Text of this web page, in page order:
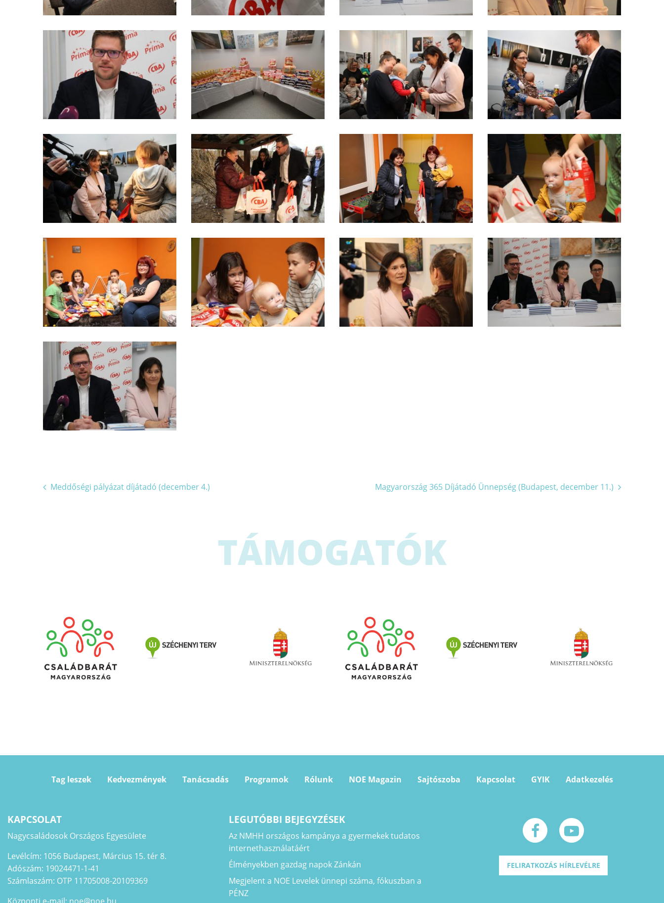
Bejegyzés
Meddőségi pályázat díjátadó (december 4.) Magyarország 365 Díjátadó Ünnepség (Budapest, december 11.)
TÁMOGATÓK
Tag leszek Kedvezmények Tanácsadás Programok Rólunk NOE Magazin Sajtószoba Kapcsolat GYIK Adatkezelés
KAPCSOLAT
Nagycsaládosok Országos Egyesülete
Levélcím: 1056 Budapest, Március 15. tér 8.
Adószám: 19024471-1-41
Számlaszám: OTP 11705008-20109369
LEGUTÓBBI BEJEGYZÉSEK
Az NMHH országos kampánya a gyermekek tudatos
internethasználatáért
Élményekben gazdag napok Zánkán
Megjelent a NOE Levelek ünnepi száma, fókuszban a
PÉNZ
FELIRATKOZÁS HÍRLEVÉLRE